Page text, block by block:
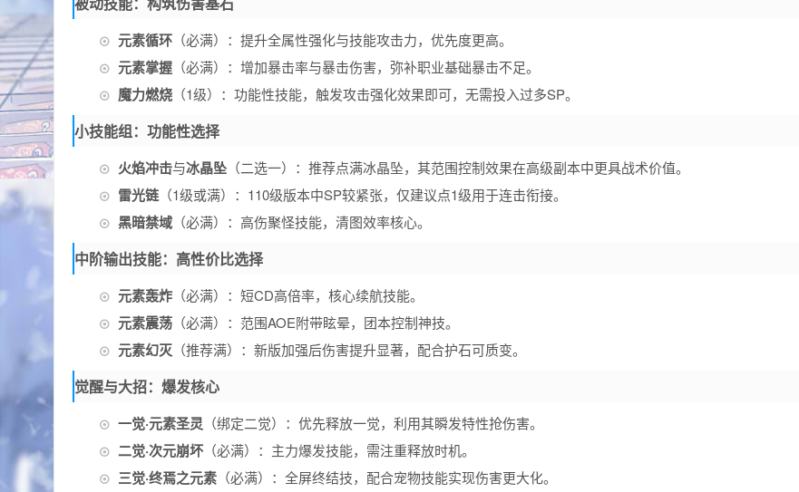
元素循环 （必满）：提升全属性强化与技能攻击力，优先度更高。
元素掌握 （必满）：增加暴击率与暴击伤害，弥补职业基础暴击不足。
魔力燃烧 （1级）：功能性技能，触发攻击强化效果即可，无需投入过多SP。
小技能组：功能性选择
火焰冲击与冰晶坠 （二选一）：推荐点满冰晶坠，其范围控制效果在高级副本中更具战术价值。
雷光链 （1级或满）：110级版本中SP较紧张，仅建议点1级用于连击衔接。
黑暗禁域 （必满）：高伤聚怪技能，清图效率核心。
中阶输出技能：高性价比选择
元素轰炸 （必满）：短CD高倍率，核心续航技能。
元素震荡 （必满）：范围AOE附带眩晕，团本控制神技。
元素幻灭 （推荐满）：新版加强后伤害提升显著，配合护石可质变。
觉醒与大招：爆发核心
一觉·元素圣灵 （绑定二觉）：优先释放一觉，利用其瞬发特性抢伤害。
二觉·次元崩坏 （必满）：主力爆发技能，需注重释放时机。
三觉·终焉之元素 （必满）：全屏终结技，配合宠物技能实现伤害更大化。